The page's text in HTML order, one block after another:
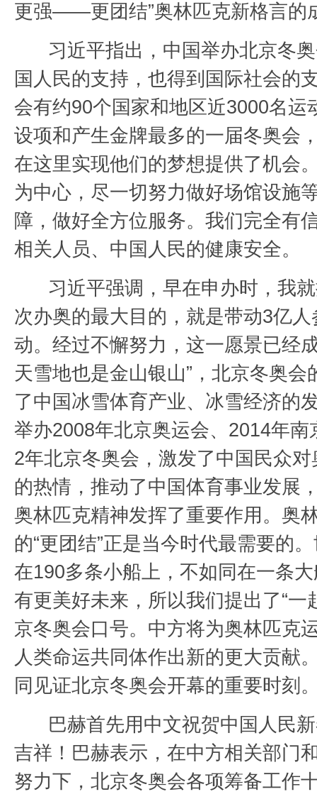
更强——更团结”奥林匹克新格言的
习近平指出，中国举办北京冬
国人民的支持，也得到国际社会的
会有约90个国家和地区近3000名运
设项和产生金牌最多的一届冬奥会
在这里实现他们的梦想提供了机会
为中心，尽一切努力做好场馆设施
障，做好全方位服务。我们完全有
相关人员、中国人民的健康安全。
习近平强调，早在申办时，我
次办奥的最大目的，就是带动3亿
动。经过不懈努力，这一愿景已经
天雪地也是金山银山”，北京冬奥会
了中国冰雪体育产业、冰雪经济的
举办2008年北京奥运会、2014年南
2年北京冬奥会，激发了中国民众
的热情，推动了中国体育事业发展
奥林匹克精神发挥了重要作用。奥
的“更团结”正是当今时代最需要的
在190多条小船上，不如同在一条
有更美好未来，所以我们提出了“一
京冬奥会口号。中方将为奥林匹克
人类命运共同体作出新的更大贡献
同见证北京冬奥会开幕的重要时刻
巴赫首先用中文祝贺中国人民
吉祥！巴赫表示，在中方相关部门
努力下，北京冬奥会各项筹备工作